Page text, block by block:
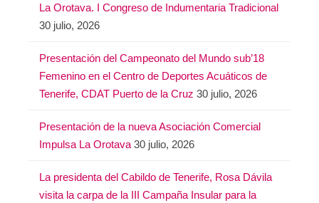
La Orotava. I Congreso de Indumentaria Tradicional
30 julio, 2026
Presentación del Campeonato del Mundo sub’18
Femenino en el Centro de Deportes Acuáticos de
Tenerife, CDAT Puerto de la Cruz 30 julio, 2026
Presentación de la nueva Asociación Comercial
Impulsa La Orotava 30 julio, 2026
La presidenta del Cabildo de Tenerife, Rosa Dávila
visita la carpa de la III Campaña Insular para la